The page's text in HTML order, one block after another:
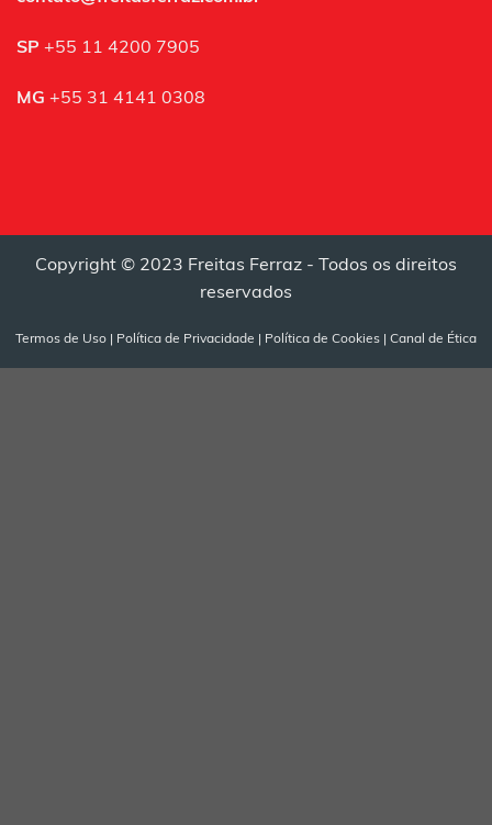
SP +55 11 4200 7905
MG +55 31 4141 0308
Copyright © 2023 Freitas Ferraz - Todos os direitos
reservados
Termos de Uso Política de Privacidade Política de Cookies Canal de Ética